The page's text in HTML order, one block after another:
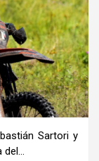
Sartori y
del…